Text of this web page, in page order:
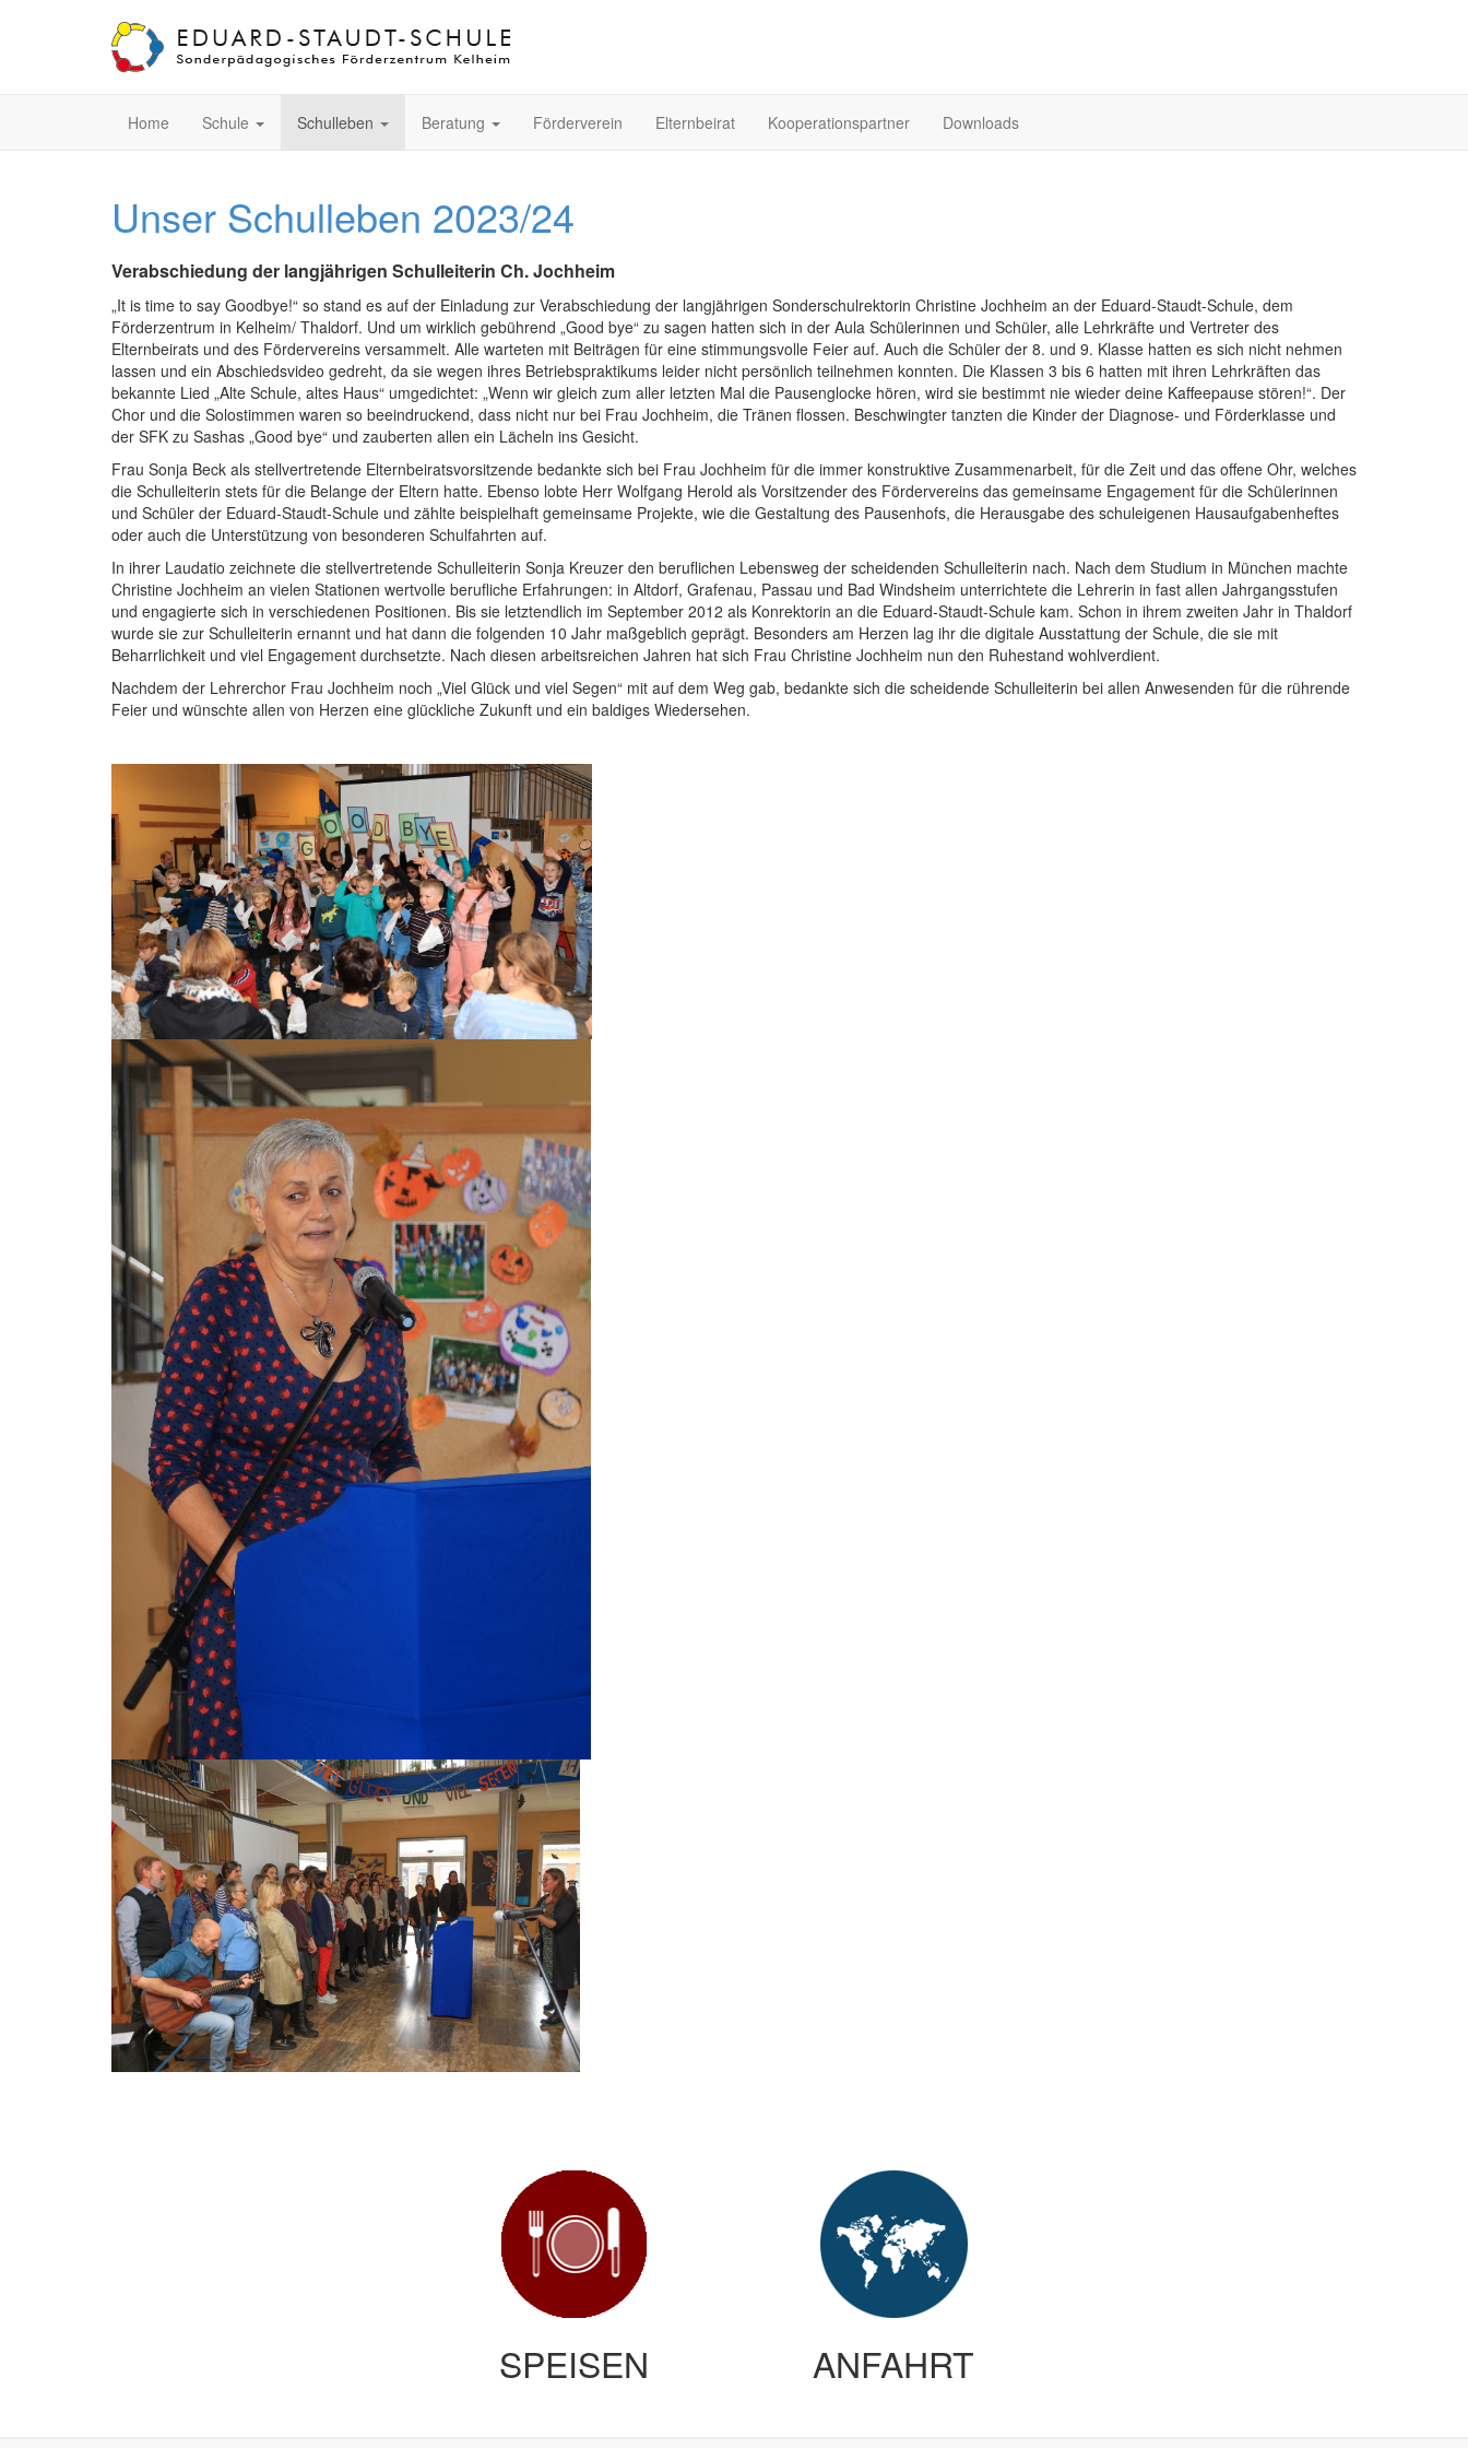
Home Schule Schulleben Beratung Förderverein Elternbeirat Kooperationspartner Downloads
Unser Schulleben 2023/24
Verabschiedung der langjährigen Schulleiterin Ch. Jochheim
„It is time to say Goodbye!“ so stand es auf der Einladung zur Verabschiedung der langjährigen Sonderschulrektorin Christine Jochheim an der Eduard-Staudt-Schule, dem
Förderzentrum in Kelheim/ Thaldorf. Und um wirklich gebührend „Good bye“ zu sagen hatten sich in der Aula Schülerinnen und Schüler, alle Lehrkräfte und Vertreter des
Elternbeirats und des Fördervereins versammelt. Alle warteten mit Beiträgen für eine stimmungsvolle Feier auf. Auch die Schüler der 8. und 9. Klasse hatten es sich nicht nehmen
lassen und ein Abschiedsvideo gedreht, da sie wegen ihres Betriebspraktikums leider nicht persönlich teilnehmen konnten. Die Klassen 3 bis 6 hatten mit ihren Lehrkräften das
bekannte Lied „Alte Schule, altes Haus“ umgedichtet: „Wenn wir gleich zum aller letzten Mal die Pausenglocke hören, wird sie bestimmt nie wieder deine Kaffeepause stören!“. Der
Chor und die Solostimmen waren so beeindruckend, dass nicht nur bei Frau Jochheim, die Tränen flossen. Beschwingter tanzten die Kinder der Diagnose- und Förderklasse und
der SFK zu Sashas „Good bye“ und zauberten allen ein Lächeln ins Gesicht.
Frau Sonja Beck als stellvertretende Elternbeiratsvorsitzende bedankte sich bei Frau Jochheim für die immer konstruktive Zusammenarbeit, für die Zeit und das offene Ohr, welches
die Schulleiterin stets für die Belange der Eltern hatte. Ebenso lobte Herr Wolfgang Herold als Vorsitzender des Fördervereins das gemeinsame Engagement für die Schülerinnen
und Schüler der Eduard-Staudt-Schule und zählte beispielhaft gemeinsame Projekte, wie die Gestaltung des Pausenhofs, die Herausgabe des schuleigenen Hausaufgabenheftes
oder auch die Unterstützung von besonderen Schulfahrten auf.
In ihrer Laudatio zeichnete die stellvertretende Schulleiterin Sonja Kreuzer den beruflichen Lebensweg der scheidenden Schulleiterin nach. Nach dem Studium in München machte
Christine Jochheim an vielen Stationen wertvolle berufliche Erfahrungen: in Altdorf, Grafenau, Passau und Bad Windsheim unterrichtete die Lehrerin in fast allen Jahrgangsstufen
und engagierte sich in verschiedenen Positionen. Bis sie letztendlich im September 2012 als Konrektorin an die Eduard-Staudt-Schule kam. Schon in ihrem zweiten Jahr in Thaldorf
wurde sie zur Schulleiterin ernannt und hat dann die folgenden 10 Jahr maßgeblich geprägt. Besonders am Herzen lag ihr die digitale Ausstattung der Schule, die sie mit
Beharrlichkeit und viel Engagement durchsetzte. Nach diesen arbeitsreichen Jahren hat sich Frau Christine Jochheim nun den Ruhestand wohlverdient.
Nachdem der Lehrerchor Frau Jochheim noch „Viel Glück und viel Segen“ mit auf dem Weg gab, bedankte sich die scheidende Schulleiterin bei allen Anwesenden für die rührende
Feier und wünschte allen von Herzen eine glückliche Zukunft und ein baldiges Wiedersehen.
SPEISEN ANFAHRT